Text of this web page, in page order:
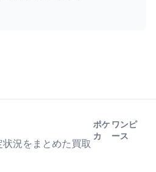
況をまとめた買取
ポケ
カ
ワンピ
ース